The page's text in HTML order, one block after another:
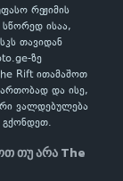
რეჟიმის
ისაა,
თავიდან
ზე
Rift ითამაშოთ
და ისე,
ვალდებულება
თუ არა The